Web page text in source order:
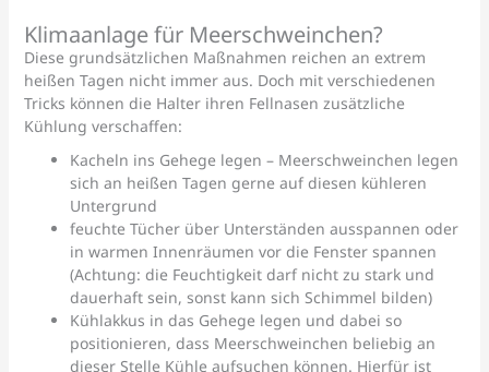
Klimaanlage für Meerschweinchen?
Diese grundsätzlichen Maßnahmen reichen an extrem
heißen Tagen nicht immer aus. Doch mit verschiedenen
Tricks können die Halter ihren Fellnasen zusätzliche
Kühlung verschaffen:
Kacheln ins Gehege legen – Meerschweinchen legen
sich an heißen Tagen gerne auf diesen kühleren
Untergrund
feuchte Tücher über Unterständen ausspannen oder
in warmen Innenräumen vor die Fenster spannen
(Achtung: die Feuchtigkeit darf nicht zu stark und
dauerhaft sein, sonst kann sich Schimmel bilden)
Kühlakkus in das Gehege legen und dabei so
positionieren, dass Meerschweinchen beliebig an
dieser Stelle Kühle aufsuchen können. Hierfür ist